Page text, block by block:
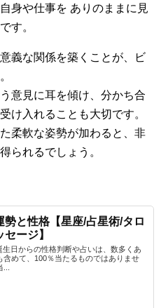
身や仕事を ありのままに見
す。
義な関係を築くことが、ビ
意見に耳を傾け、分かち合
け入れることも大切です。
柔軟な姿勢が加わると、非
られるでしょう。
勢と性格【星座/占星術/タロ
ージ】
日からの性格判断や占いは、数多くあ
含めて、100％当たるものではありませ